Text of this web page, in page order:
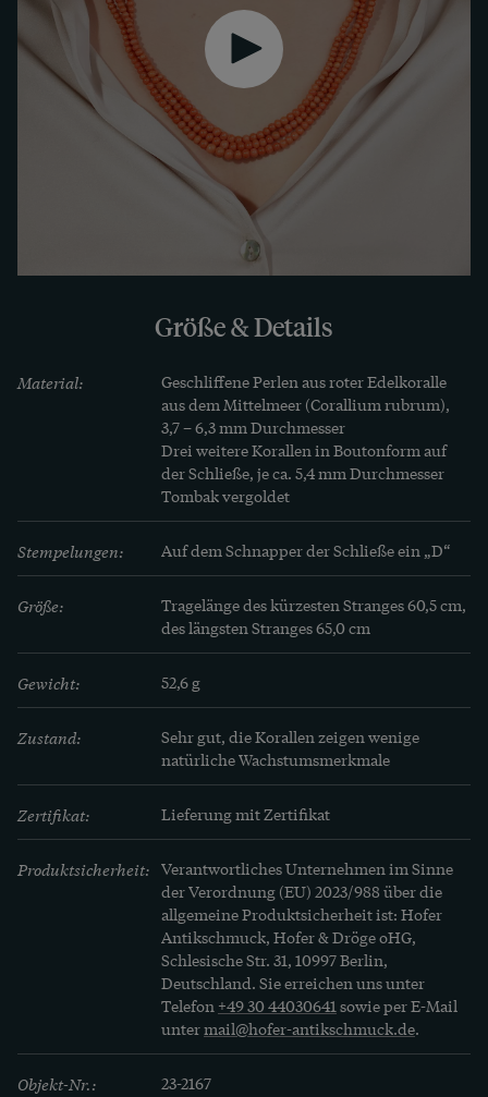
Tombak tragbar. Ein Sicherungskettchen gibt
zusätzlich zu der Schließe Sicherheit.
Zitat aus Jeanette Bramer: „Begleitgedichte zu
Gegenständen aus des Goldschmieds edler
Deutsche Goldschmiede Zeitung
Größe & Details
Material:
Geschliffene Perlen aus roter Edelkoralle
aus dem Mittelmeer (Corallium rubrum),
3,7 – 6,3 mm Durchmesser
Drei weitere Korallen in Boutonform auf
der Schließe, je ca. 5,4 mm Durchmesser
Tombak vergoldet
Stempelungen: Auf dem Schnapper der Schließe ein „D“
Größe:
Tragelänge des kürzesten Stranges 60,5 cm,
des längsten Stranges 65,0 cm
Gewicht: 52,6 g
Zustand:
Sehr gut, die Korallen zeigen wenige
natürliche Wachstumsmerkmale
Zertifikat: Lieferung mit Zertifikat
Produktsicherheit: Verantwortliches Unternehmen im Sinne
der Verordnung (EU) 2023/988 über die
allgemeine Produktsicherheit ist: Hofer
Antikschmuck, Hofer & Dröge oHG,
Schlesische Str. 31, 10997 Berlin,
Deutschland. Sie erreichen uns unter
Telefon +49 30 44030641sowie per E-Mail
untermail@hofer-antikschmuck.de.
Objekt-Nr.: 23-2167